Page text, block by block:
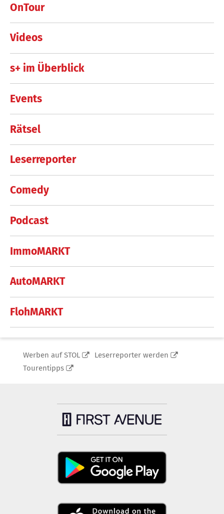
OnTour
Videos
s+ im Überblick
Events
Rätsel
Leserreporter
Comedy
Podcast
ImmoMARKT
AutoMARKT
FlohMARKT
Werben auf STOL
Leserreporter werden
Tourentipps